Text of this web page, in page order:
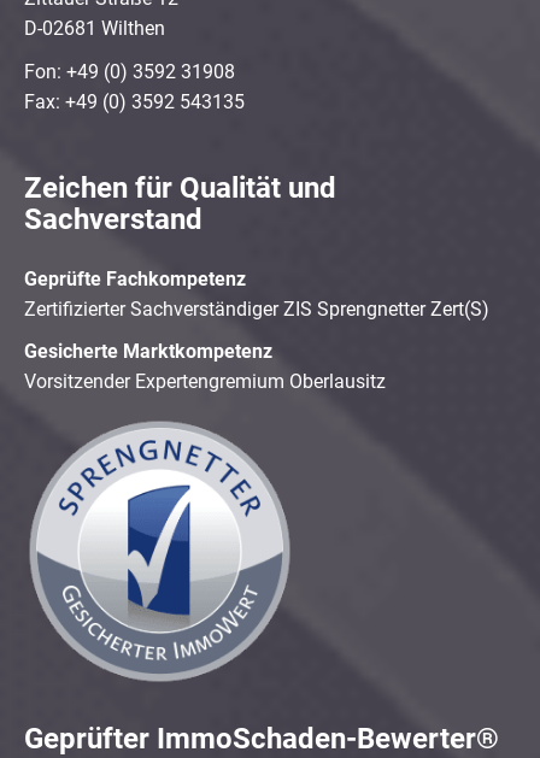
D-02681 Wilthen
Fon: +49 (0) 3592 31908
Fax: +49 (0) 3592 543135
Zeichen für Qualität und
Sachverstand
Geprüfte Fachkompetenz
Zertifizierter Sachverständiger ZIS Sprengnetter Zert(S)
Gesicherte Marktkompetenz
Vorsitzender Expertengremium Oberlausitz
Geprüfter ImmoSchaden-Bewerter®